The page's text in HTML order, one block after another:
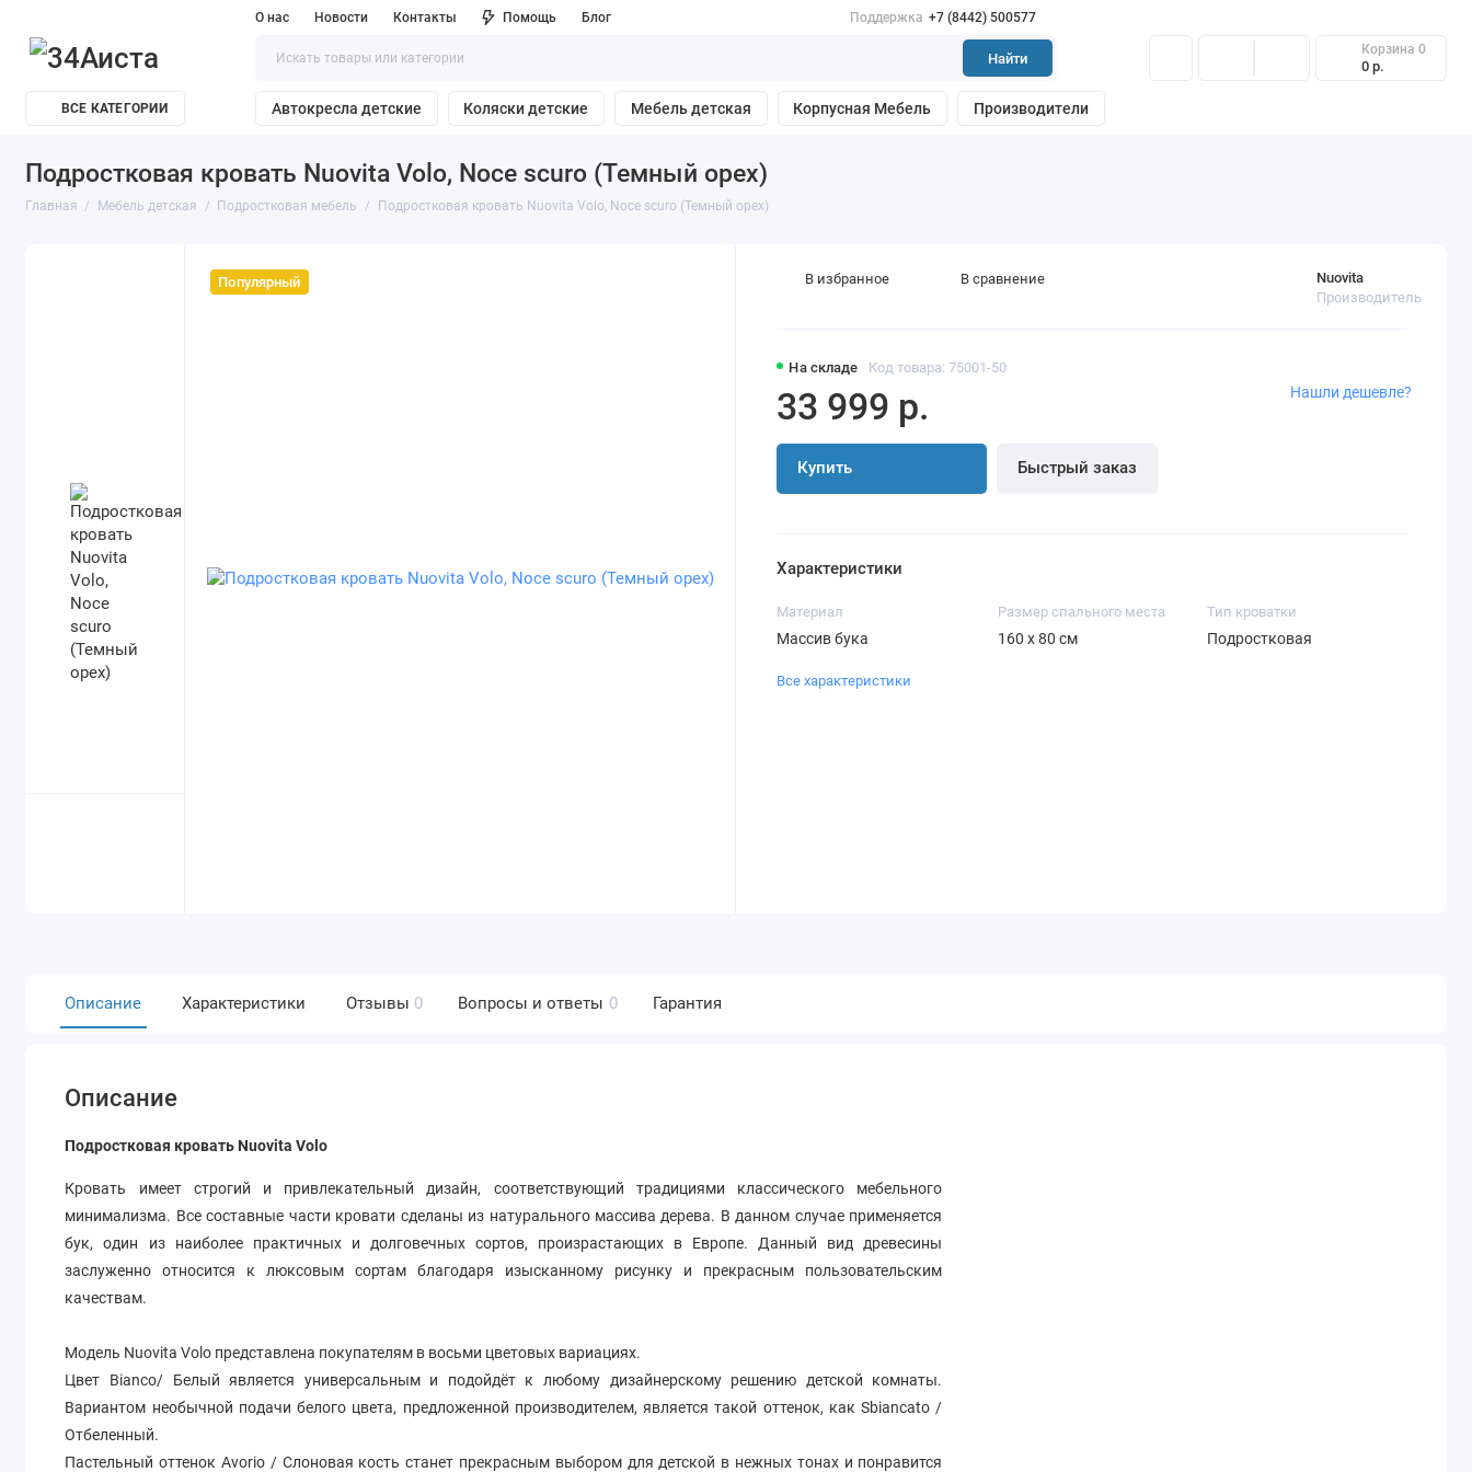
О нас Новости Контакты Помощь Блог Поддержка +7 (8442) 500577
Найти
Корзина 0
0 р.
ВСЕ КАТЕГОРИИ Автокресла детские Коляски детские Мебель детская Корпусная Мебель Производители
Подростковая кровать Nuovita Volo, Noce scuro (Темный орех)
Главная Мебель детская Подростковая мебель Подростковая кровать Nuovita Volo, Noce scuro (Темный орех)
Популярный
На складе Код товара: 75001-50
Nuovita
Производитель
33 999 р.
Купить Быстрый заказ
Нашли дешевле?
В избранное В сравнение
Характеристики
Материал
Массив бука
Размер спального места
160 x 80 см
Тип кроватки
Подростковая
Все характеристики
Описание Характеристики Отзывы 0 Вопросы и ответы 0 Гарантия
Описание
Подростковая кровать Nuovita Volo
Кровать имеет строгий и привлекательный дизайн, соответствующий традициями классического мебельного
минимализма. Все составные части кровати сделаны из натурального массива дерева. В данном случае применяется
бук, один из наиболее практичных и долговечных сортов, произрастающих в Европе. Данный вид древесины
заслуженно относится к люксовым сортам благодаря изысканному рисунку и прекрасным пользовательским
качествам.
Модель Nuovita Volo представлена покупателям в восьми цветовых вариациях.
Цвет Bianco/ Белый является универсальным и подойдёт к любому дизайнерскому решению детской комнаты.
Вариантом необычной подачи белого цвета, предложенной производителем, является такой оттенок, как Sbiancato /
Отбеленный.
Пастельный оттенок Avorio / Слоновая кость станет прекрасным выбором для детской в нежных тонах и понравится